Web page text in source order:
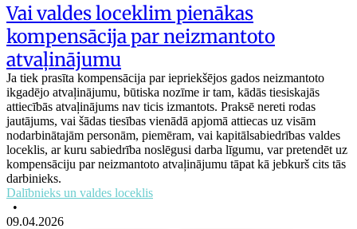
Vai valdes loceklim pienākas
kompensācija par neizmantoto
atvaļinājumu
Ja tiek prasīta kompensācija par iepriekšējos gados neizmantoto
ikgadējo atvaļinājumu, būtiska nozīme ir tam, kādās tiesiskajās
attiecībās atvaļinājums nav ticis izmantots. Praksē nereti rodas
jautājums, vai šādas tiesības vienādā apjomā attiecas uz visām
nodarbinātajām personām, piemēram, vai kapitālsabiedrības valdes
loceklis, ar kuru sabiedrība noslēgusi darba līgumu, var pretendēt uz
kompensāciju par neizmantoto atvaļinājumu tāpat kā jebkurš cits tās
darbinieks.
Dalībnieks un valdes loceklis
•
09.04.2026